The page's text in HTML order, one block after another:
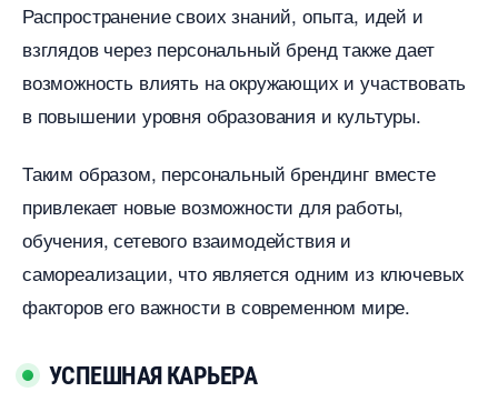
Распространение своих знаний, опыта, идей и
зглядов через персональный бренд также дает
озможность влиять на окружающих и участвовать
повышении уровня образования и культуры.
Таким образом, персональный брендинг вместе
привлекает новые возможности для работы,
обучения, сетевого взаимодействия и
самореализации, что является одним из ключевых
факторов его важности в современном мире.
УСПЕШНАЯ КАРЬЕРА